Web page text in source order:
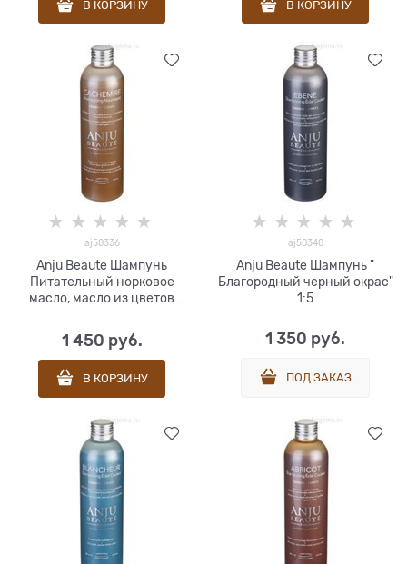
В КОРЗИНУ В КОРЗИНУ
aj50336
Anju Beaute Шампунь
Питательный норковое
масло, масло из цветов
1 450 руб.
В КОРЗИНУ
aj50340
Anju Beaute Шампунь "
Благородный черный окрас"
1:5
1 350 руб.
ПОД ЗАКАЗ